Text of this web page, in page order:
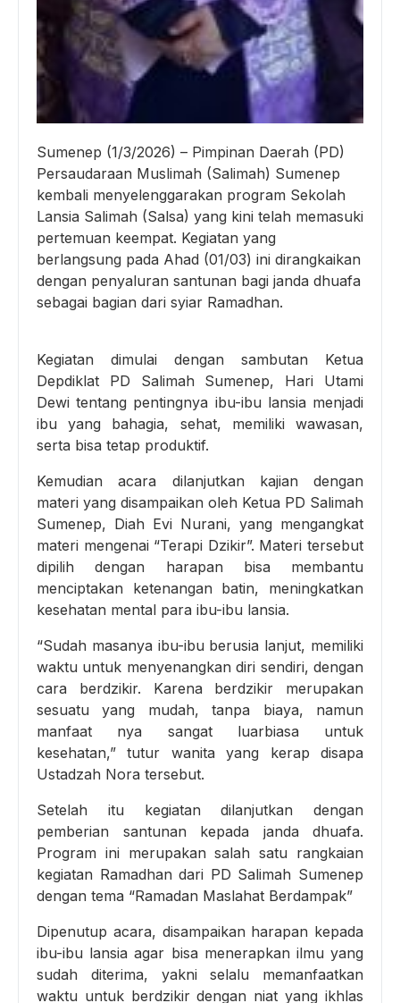
Sumenep (1/3/2026) – Pimpinan Daerah (PD)
Persaudaraan Muslimah (Salimah) Sumenep
kembali menyelenggarakan program Sekolah
Lansia Salimah (Salsa) yang kini telah memasuki
pertemuan keempat. Kegiatan yang
berlangsung pada Ahad (01/03) ini dirangkaikan
dengan penyaluran santunan bagi janda dhuafa
sebagai bagian dari syiar Ramadhan.
Kegiatan dimulai dengan sambutan Ketua
Depdiklat PD Salimah Sumenep, Hari Utami
Dewi tentang pentingnya ibu-ibu lansia menjadi
ibu yang bahagia, sehat, memiliki wawasan,
serta bisa tetap produktif.
Kemudian acara dilanjutkan kajian dengan
materi yang disampaikan oleh Ketua PD Salimah
Sumenep, Diah Evi Nurani, yang mengangkat
materi mengenai “Terapi Dzikir”. Materi tersebut
dipilih dengan harapan bisa membantu
menciptakan ketenangan batin, meningkatkan
kesehatan mental para ibu-ibu lansia.
“Sudah masanya ibu-ibu berusia lanjut, memiliki
waktu untuk menyenangkan diri sendiri, dengan
cara berdzikir. Karena berdzikir merupakan
sesuatu yang mudah, tanpa biaya, namun
manfaat nya sangat luarbiasa untuk
kesehatan,” tutur wanita yang kerap disapa
Ustadzah Nora tersebut.
Setelah itu kegiatan dilanjutkan dengan
pemberian santunan kepada janda dhuafa.
Program ini merupakan salah satu rangkaian
kegiatan Ramadhan dari PD Salimah Sumenep
dengan tema “Ramadan Maslahat Berdampak”
Dipenutup acara, disampaikan harapan kepada
ibu-ibu lansia agar bisa menerapkan ilmu yang
sudah diterima, yakni selalu memanfaatkan
waktu untuk berdzikir dengan niat yang ikhlas